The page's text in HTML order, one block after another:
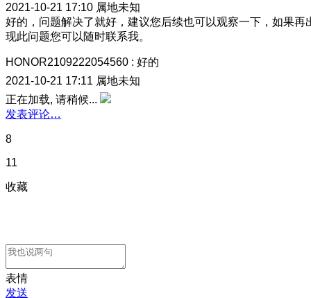
2021-10-21 17:10 属地未知
好的，问题解决了就好，建议您后续也可以观察一下，如果再
现此问题您可以随时联系我。
HONOR2109222054560 : 好的
2021-10-21 17:11 属地未知
正在加载, 请稍候...
发表评论…
8
11
收藏
表情
发送